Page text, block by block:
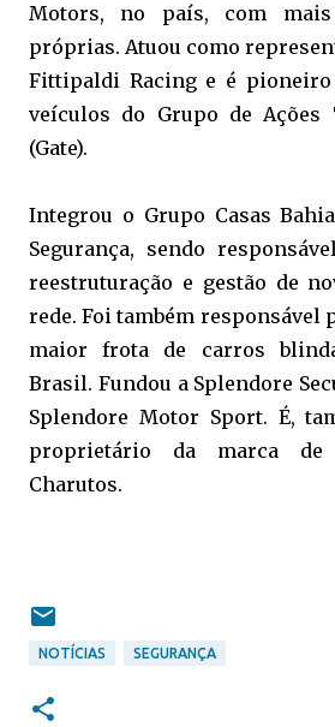
Motors, no país, com mais
próprias. Atuou como
Fittipaldi Racing e é pioneiro
veículos do Grupo de Ações
(Gate).
Integrou o Grupo Casas
Segurança, sendo
reestruturação e gestão de
rede. Foi também responsável
maior frota de carros
Brasil. Fundou a Splendore
Splendore Motor Sport. É,
proprietário da marca de
Charutos.
NOTÍCIAS SEGURANÇA